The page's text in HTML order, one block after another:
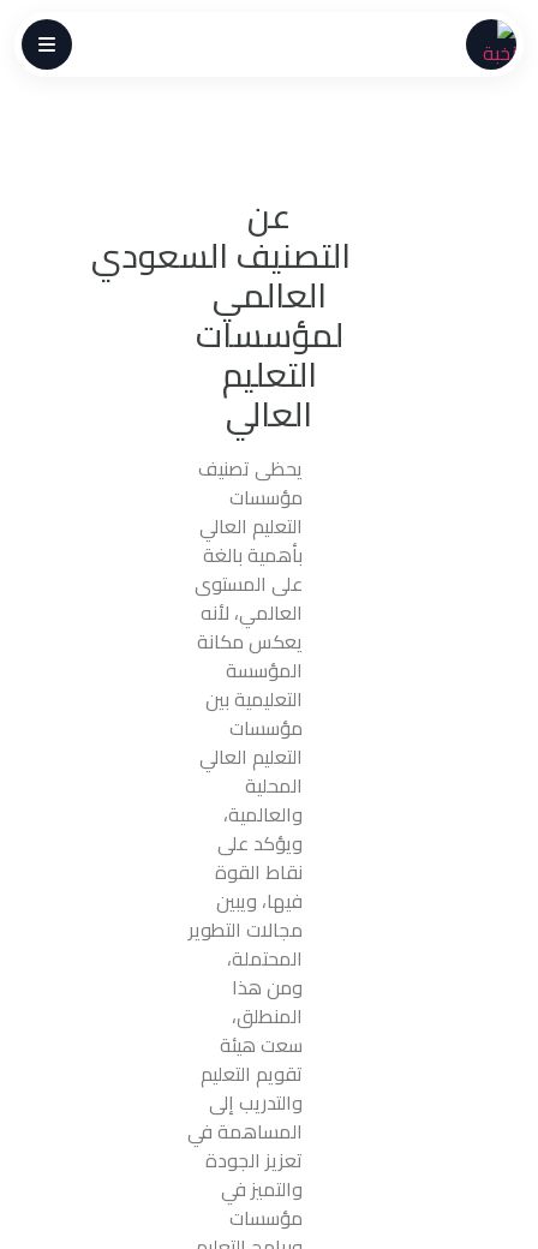
عن
التصنيف السعودي
العالمي
لمؤسسات
التعليم
العالي
يحظى تصنيف
مؤسسات
التعليم العالي
بأهمية بالغة
على المستوى
العالمي، لأنه
يعكس مكانة
المؤسسة
التعليمية بين
مؤسسات
التعليم العالي
المحلية
والعالمية،
ويؤكد على
نقاط القوة
فيها، ويبين
مجالات التطوير
المحتملة،
ومن هذا
المنطلق،
سعت هيئة
تقويم التعليم
والتدريب إلى
المساهمة في
تعزيز الجودة
والتميز في
مؤسسات